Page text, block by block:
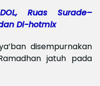
Ruas Surade–
Di-hotmix
disempurnakan
jatuh pada